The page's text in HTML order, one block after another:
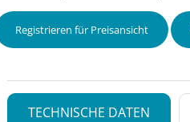
Registrieren für Preisansicht
TECHNISCHE DATEN